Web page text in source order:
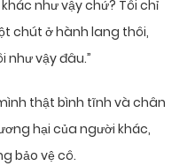
như vậy chứ? Tôi chỉ
chút ở hành lang thôi,
như vậy đâu.”
thật bình tĩnh và chân
hại của người khác,
bảo vệ cô.